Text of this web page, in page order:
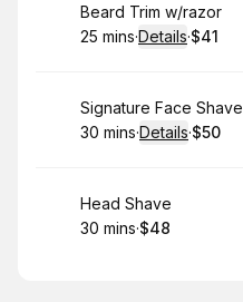
Book
Beard Trim w/razor
.Duration:
25 mins·Details·
.Price
$41
Book
Signature Face Shave
.Duration:
30 mins·Details·
.Price
$50
Book
Head Shave
.Duration:
30 mins·
.Price
$48